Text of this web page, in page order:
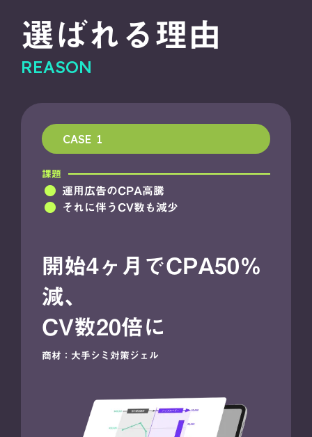
選ばれる理由
REASON
CASE 1
課題
fiber_manual_record 運用広告のCPA高騰
fiber_manual_record それに伴うCV数も減少
開始4ヶ月でCPA50％
減、
CV数20倍に
商材：大手シミ対策ジェル